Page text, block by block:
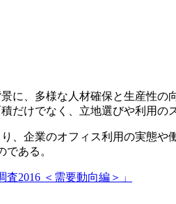
に、多様な人材確保と生産性
だけでなく、立地選びや利用の
、企業のオフィス利用の実態
ある。
2016 ＜需要動向編＞」